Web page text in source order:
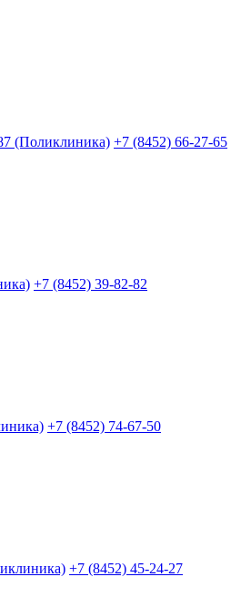
(Поликлиника) +7 (8452) 66-27-65
+7 (8452) 39-82-82
+7 (8452) 74-67-50
+7 (8452) 45-24-27